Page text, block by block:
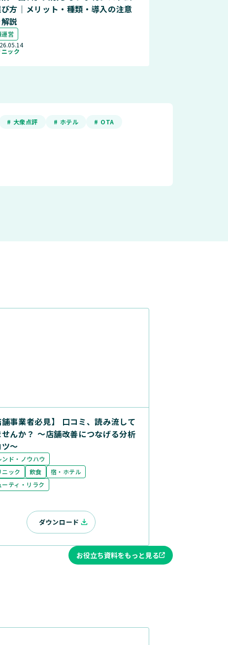
方｜メリット・種類・導入の注意
説
運営
ック
# 大衆点評 # ホテル
# OTA
舗事業者必見】 口コミ、読み流して
んか？ ～店舗改善につなげる分析
～
ンド・ノウハウ
ニック
飲食
宿・ホテル
ーティ・リラク
ダウンロード
お役立ち資料をもっと見る